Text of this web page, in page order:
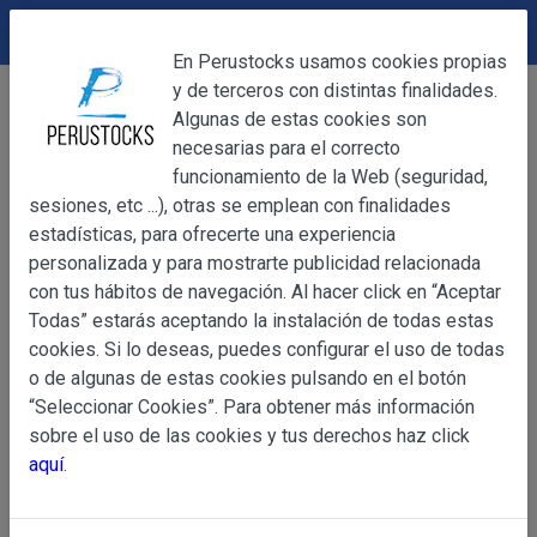
Alimentación
Platos Preparados
Frijoles Rojos Volteados La Chula 400g
OBJETO
Información
Básica
sobre
de Datos
OBJETO
Las presentes Condiciones Generales regulan la
web www.perustocks.es, del que es titular ALBERT
YACARINE (en adelante, PERUSTOCKS).
La adquisición de cualesquiera de los productos
DEVOLUCIONES
En Perustocks usamos cookies propias
y de terceros con distintas finalidades.
Algunas de estas cookies son
necesarias para el correcto
funcionamiento de la Web (seguridad,
sesiones, etc ...), otras se emplean con finalidades
estadísticas, para ofrecerte una experiencia
personalizada y para mostrarte publicidad relacionada
con tus hábitos de navegación. Al hacer click en “Aceptar
Todas” estarás aceptando la instalación de todas estas
cookies. Si lo deseas, puedes configurar el uso de todas
o de algunas de estas cookies pulsando en el botón
“Seleccionar Cookies”. Para obtener más información
sobre el uso de las cookies y tus derechos haz click
aquí.